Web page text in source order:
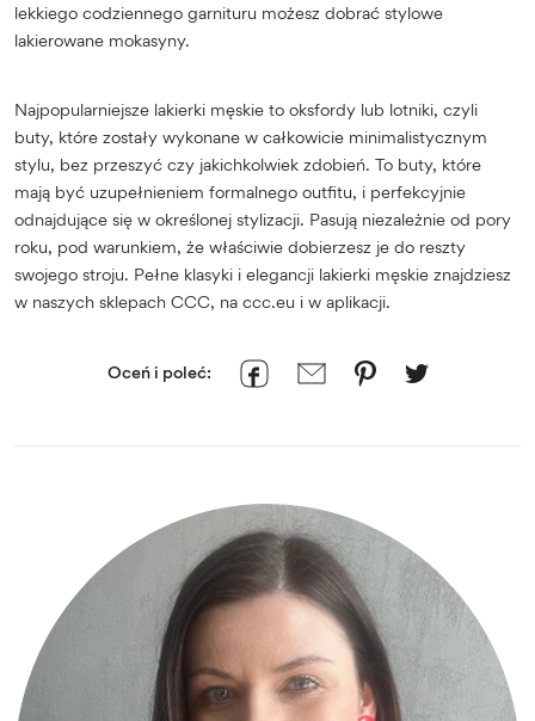
lekkiego codziennego garnituru możesz dobrać stylowe
lakierowane mokasyny.
Najpopularniejsze lakierki męskie to oksfordy lub lotniki, czyli
buty, które zostały wykonane w całkowicie minimalistycznym
stylu, bez przeszyć czy jakichkolwiek zdobień. To buty, które
mają być uzupełnieniem formalnego outfitu, i perfekcyjnie
odnajdujące się w określonej stylizacji. Pasują niezależnie od pory
roku, pod warunkiem, że właściwie dobierzesz je do reszty
swojego stroju. Pełne klasyki i elegancji lakierki męskie znajdziesz
w naszych sklepach CCC, na ccc.eu i w aplikacji.
Oceń i poleć: